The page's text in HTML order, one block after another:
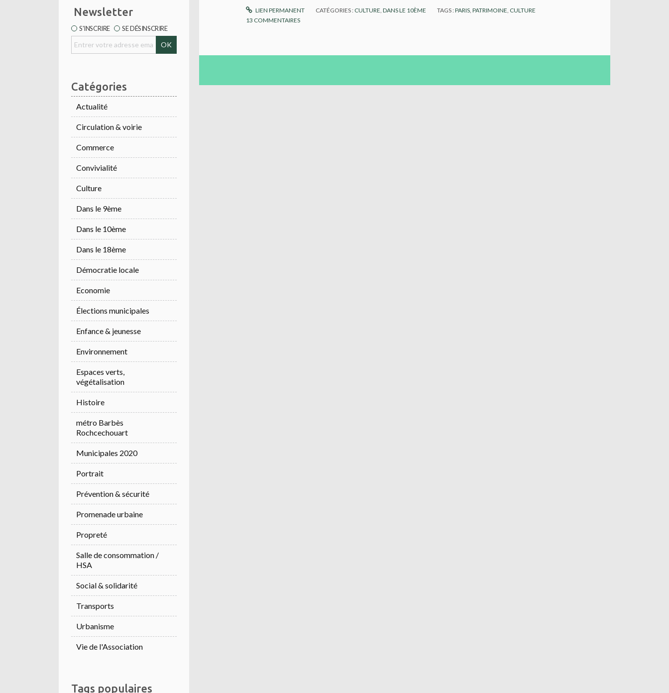
Newsletter
S'INSCRIRE SE DÉSINSCRIRE
Catégories
Actualité
Circulation & voirie
Commerce
Convivialité
Culture
Dans le 9ème
Dans le 10ème
Dans le 18ème
Démocratie locale
Economie
Élections municipales
Enfance & jeunesse
Environnement
Espaces verts,
végétalisation
Histoire
métro Barbès
Rochcechouart
Municipales 2020
Portrait
Prévention & sécurité
Promenade urbaine
Propreté
Salle de consommation /
HSA
Social & solidarité
Transports
Urbanisme
Vie de l'Association
Tags populaires
LIEN PERMANENT CATÉGORIES : CULTURE,DANS LE 10ÈME TAGS :PARIS,PATRIMOINE, CULTURE
13 COMMENTAIRES